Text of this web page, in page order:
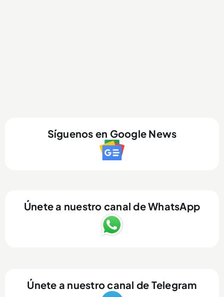
Síguenos en Google News
Únete a nuestro canal de WhatsApp
Únete a nuestro canal de Telegram